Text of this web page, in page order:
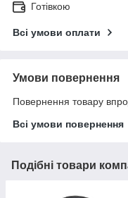
Готівкою
Всі умови оплати
Умови повернення
Повернення товару
Всі умови повернення
Подібні товари